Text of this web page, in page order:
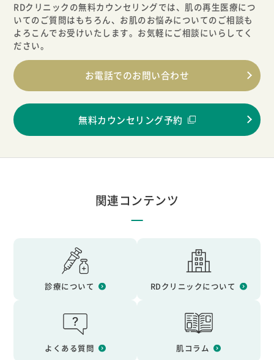
RDクリニックの無料カウンセリングでは、肌の再生医療につ
いてのご質問はもちろん、 お肌のお悩みについてのご相談も
よろこんでお受けいたします。お気軽にご相談にいらしてく
ださい。
お電話でのお問い合わせ
無料カウンセリング予約
関連コンテンツ
診療について RDクリニックについて
よくある質問 肌コラム